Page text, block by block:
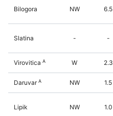
Bilogora NW 6.5
Slatina - -
Virovitica A W 2.3
DaruvarA NW 1.5
Lipik NW 1.0